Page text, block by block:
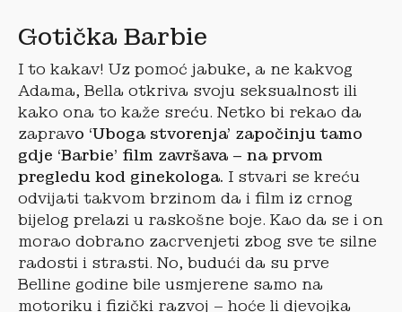
Gotička Barbie
I to kakav! Uz pomoć jabuke, a ne kakvog
Adama, Bella otkriva svoju seksualnost ili
kako ona to kaže sreću. Netko bi rekao da
zapravo ‘Uboga stvorenja’ započinju tamo
gdje ‘Barbie’ film završava – na prvom
pregledu kod ginekologa. I stvari se kreću
odvijati takvom brzinom da i film iz crnog
bijelog prelazi u raskošne boje. Kao da se i on
morao dobrano zacrvenjeti zbog sve te silne
radosti i strasti. No, budući da su prve
Belline godine bile usmjerene samo na
motoriku i fizički razvoj – hoće li djevojka